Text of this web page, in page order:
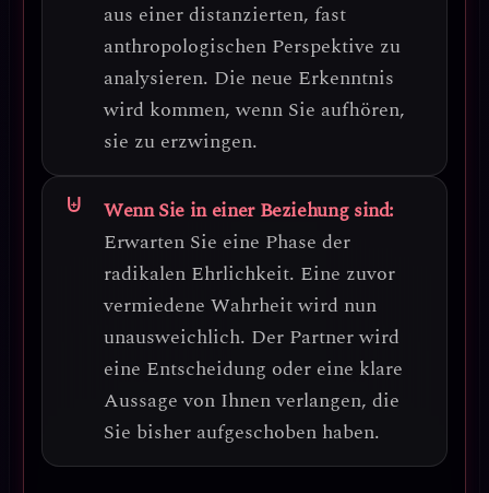
aus einer distanzierten, fast
anthropologischen Perspektive zu
analysieren. Die neue Erkenntnis
wird kommen, wenn Sie aufhören,
sie zu erzwingen.
Wenn Sie in einer Beziehung sind:
Erwarten Sie eine Phase der
radikalen Ehrlichkeit. Eine zuvor
vermiedene Wahrheit wird nun
unausweichlich. Der Partner wird
eine Entscheidung oder eine klare
Aussage von Ihnen verlangen, die
Sie bisher aufgeschoben haben.